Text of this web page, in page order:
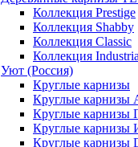
Коллекция Prestige
Коллекция Shabby
Коллекция Classic
Коллекция
Уют (Россия)
Круглые карнизы
Круглые карнизы
Круглые карнизы
Круглые карнизы
Круглые карнизы